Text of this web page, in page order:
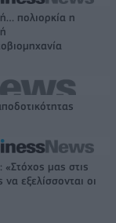
πολιορκία η
«Στόχος μας στις
να εξελίσσονται οι